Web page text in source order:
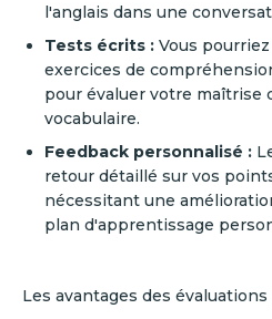
l'anglais dans une
Tests écrits : Vous
exercices de
pour évaluer votre maîtrise
vocabulaire.
Feedback personnalisé :
retour détaillé sur vos
nécessitant une
plan d'apprentissage
Les avantages des